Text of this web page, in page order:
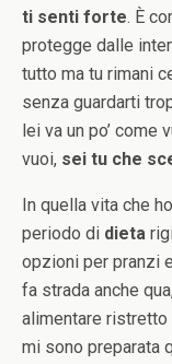
ti senti forte. È
protegge dalle
tutto ma tu rimani
senza guardarti
lei va un po’ come
vuoi, sei tu che
In quella vita che
periodo di dieta
opzioni per pranzi
fa strada anche
alimentare ristretto
mi sono preparata